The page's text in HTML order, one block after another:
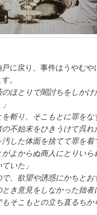
に戻り、事件はうやむ
。
のほとりで闇討ちをしか
を斬り、そこもとに罪を
の不始末をひきうけて呉
した体面を捨てて罪を着
がよからぬ商人にとりい
いた」
で、欲望や誘惑にかちと
き意見をしなかった拙
もそこもとの立ち直るち